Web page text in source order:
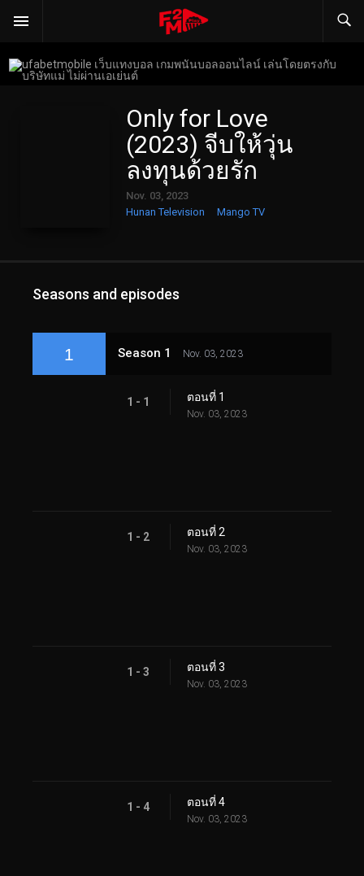
Only for Love
(2023) จีบให้วุ่น
ลงทุนด้วยรัก
Nov. 03, 2023
Hunan Television
Mango TV
Seasons and episodes
1 Season 1 Nov. 03, 2023
1 - 1 ตอนที่ 1
Nov. 03, 2023
1 - 2 ตอนที่ 2
Nov. 03, 2023
1 - 3 ตอนที่ 3
Nov. 03, 2023
1 - 4 ตอนที่ 4
Nov. 03, 2023